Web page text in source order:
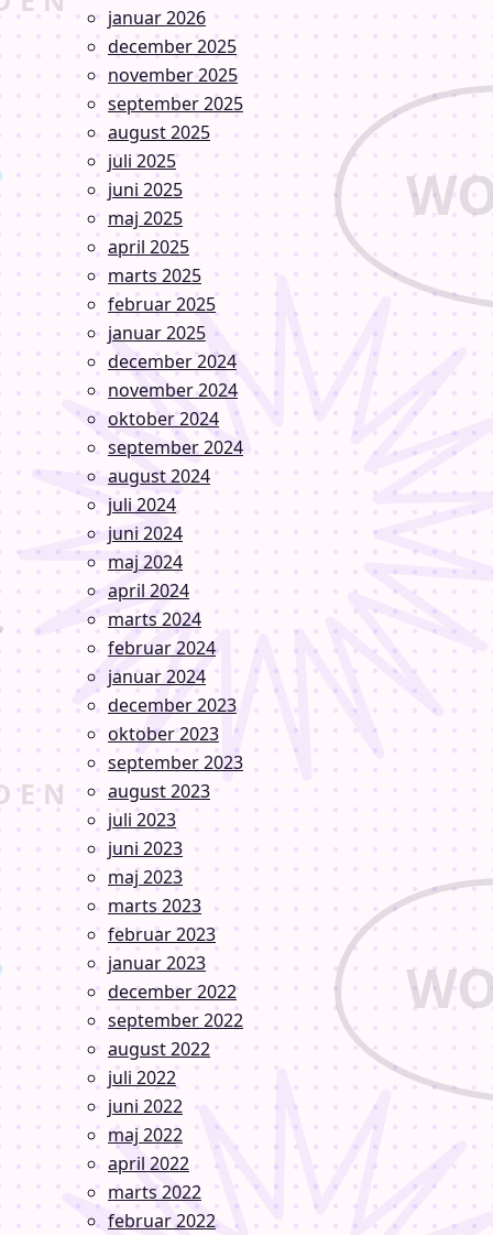
januar 2026
december 2025
november 2025
september 2025
august 2025
juli 2025
juni 2025
maj 2025
april 2025
marts 2025
februar 2025
januar 2025
december 2024
november 2024
oktober 2024
september 2024
august 2024
juli 2024
juni 2024
maj 2024
april 2024
marts 2024
februar 2024
januar 2024
december 2023
oktober 2023
september 2023
august 2023
juli 2023
juni 2023
maj 2023
marts 2023
februar 2023
januar 2023
december 2022
september 2022
august 2022
juli 2022
juni 2022
maj 2022
april 2022
marts 2022
februar 2022